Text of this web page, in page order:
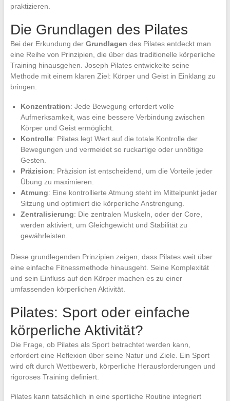
praktizieren.
Die Grundlagen des Pilates
Bei der Erkundung der Grundlagen des Pilates entdeckt man
eine Reihe von Prinzipien, die über das traditionelle körperliche
Training hinausgehen. Joseph Pilates entwickelte seine
Methode mit einem klaren Ziel: Körper und Geist in Einklang zu
bringen.
Konzentration: Jede Bewegung erfordert volle
Aufmerksamkeit, was eine bessere Verbindung zwischen
Körper und Geist ermöglicht.
Kontrolle: Pilates legt Wert auf die totale Kontrolle der
Bewegungen und vermeidet so ruckartige oder unnötige
Gesten.
Präzision: Präzision ist entscheidend, um die Vorteile jeder
Übung zu maximieren.
Atmung: Eine kontrollierte Atmung steht im Mittelpunkt jeder
Sitzung und optimiert die körperliche Anstrengung.
Zentralisierung: Die zentralen Muskeln, oder der Core,
werden aktiviert, um Gleichgewicht und Stabilität zu
gewährleisten.
Diese grundlegenden Prinzipien zeigen, dass Pilates weit über
eine einfache Fitnessmethode hinausgeht. Seine Komplexität
und sein Einfluss auf den Körper machen es zu einer
umfassenden körperlichen Aktivität.
Pilates: Sport oder einfache
körperliche Aktivität?
Die Frage, ob Pilates als Sport betrachtet werden kann,
erfordert eine Reflexion über seine Natur und Ziele. Ein Sport
wird oft durch Wettbewerb, körperliche Herausforderungen und
rigoroses Training definiert.
Pilates kann tatsächlich in eine sportliche Routine integriert